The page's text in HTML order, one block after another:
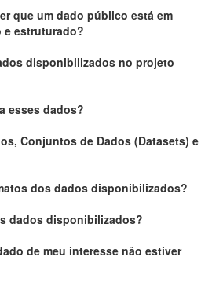
que um dado público está em
e estruturado?
disponibilizados no projeto
esses dados?
Conjuntos de Dados (Datasets) e
dos dados disponibilizados?
dados disponibilizados?
de meu interesse não estiver